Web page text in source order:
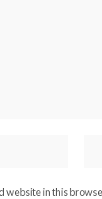
website in this